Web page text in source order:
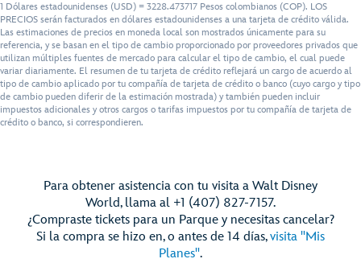
1 Dólares estadounidenses (USD) = 3228.473717 Pesos colombianos (COP). LOS
PRECIOS serán facturados en dólares estadounidenses a una tarjeta de crédito válida.
Las estimaciones de precios en moneda local son mostrados únicamente para su
referencia, y se basan en el tipo de cambio proporcionado por proveedores privados que
utilizan múltiples fuentes de mercado para calcular el tipo de cambio, el cual puede
variar diariamente. El resumen de tu tarjeta de crédito reflejará un cargo de acuerdo al
tipo de cambio aplicado por tu compañía de tarjeta de crédito o banco (cuyo cargo y tipo
de cambio pueden diferir de la estimación mostrada) y también pueden incluir
impuestos adicionales y otros cargos o tarifas impuestos por tu compañía de tarjeta de
crédito o banco, si correspondieren.
Para obtener asistencia con tu visita a Walt Disney
World, llama al +1 (407) 827-7157.
¿Compraste tickets para un Parque y necesitas cancelar?
Si la compra se hizo en, o antes de 14 días,visita "Mis
Planes".